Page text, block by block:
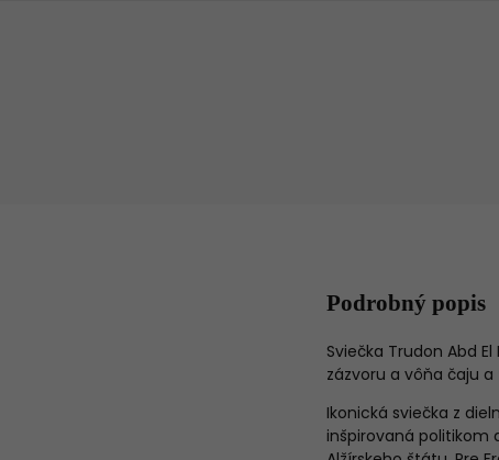
Podrobný popis
Sviečka Trudon Abd
zázvoru a vôňa čaju
Ikonická sviečka z
inšpirovaná politikom